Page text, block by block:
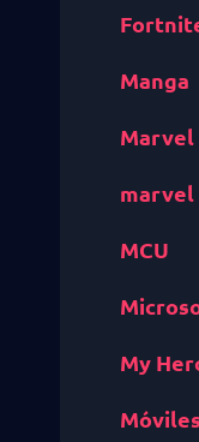
Manga
Marvel
marvel
MCU
My
Móviles